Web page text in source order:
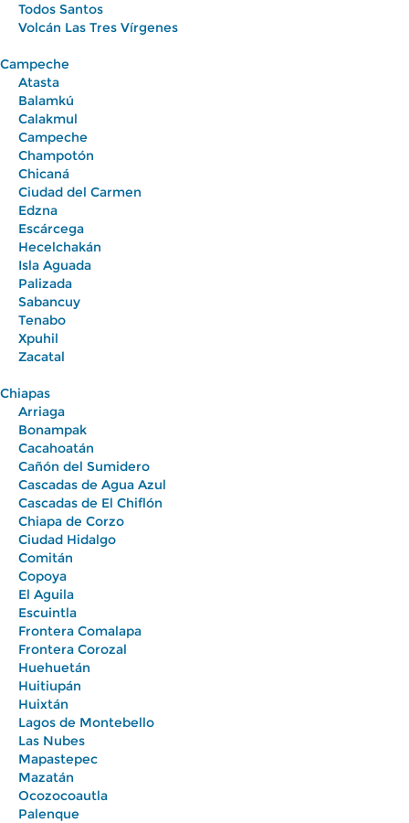
Todos Santos
Volcán Las Tres Vírgenes
Campeche
Atasta
Balamkú
Calakmul
Campeche
Champotón
Chicaná
Ciudad del Carmen
Edzna
Escárcega
Hecelchakán
Isla Aguada
Palizada
Sabancuy
Tenabo
Xpuhil
Zacatal
Chiapas
Arriaga
Bonampak
Cacahoatán
Cañón del Sumidero
Cascadas de Agua Azul
Cascadas de El Chiflón
Chiapa de Corzo
Ciudad Hidalgo
Comitán
Copoya
El Aguila
Escuintla
Frontera Comalapa
Frontera Corozal
Huehuetán
Huitiupán
Huixtán
Lagos de Montebello
Las Nubes
Mapastepec
Mazatán
Ocozocoautla
Palenque